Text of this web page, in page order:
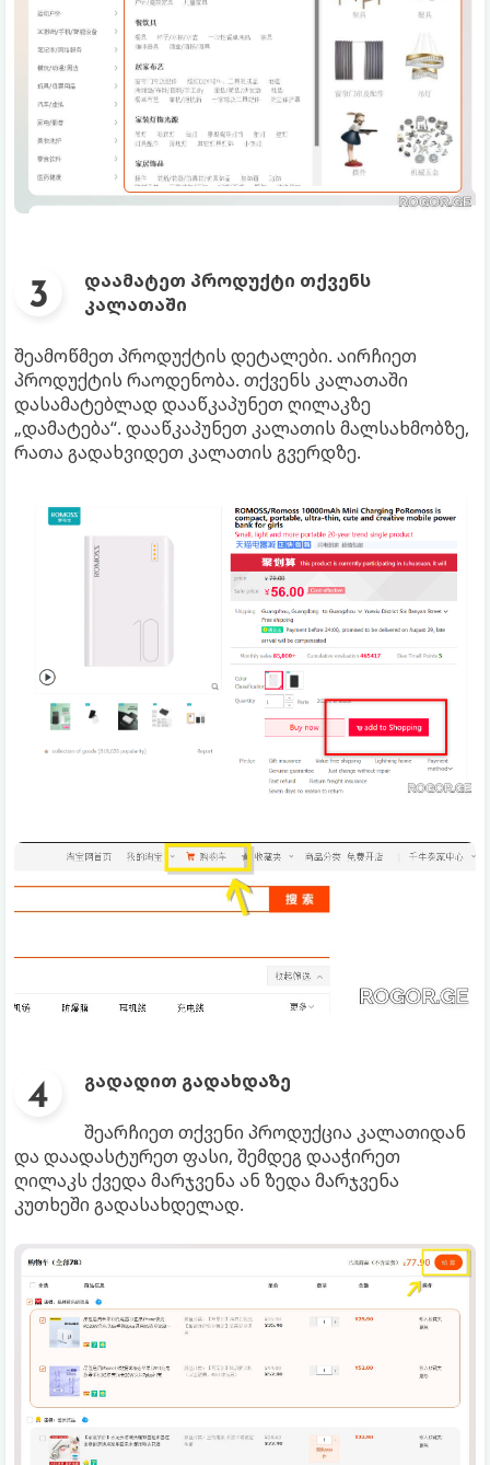
დაამატეთ პროდუქტი თქვენს
კალათაში
შეამოწმეთ პროდუქტის დეტალები. აირჩიეთ
პროდუქტის რაოდენობა. თქვენს კალათაში
დასამატებლად დააწკაპუნეთ ღილაკზე
„დამატება“. დააწკაპუნეთ კალათის მალსახმობზე,
რათა გადახვიდეთ კალათის გვერდზე.
გადადით გადახდაზე
შეარჩიეთ თქვენი პროდუქცია კალათიდან
და დაადასტურეთ ფასი, შემდეგ დააჭირეთ
ღილაკს ქვედა მარჯვენა ან ზედა მარჯვენა
კუთხეში გადასახდელად.